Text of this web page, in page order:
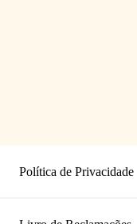
Política de Privacidade